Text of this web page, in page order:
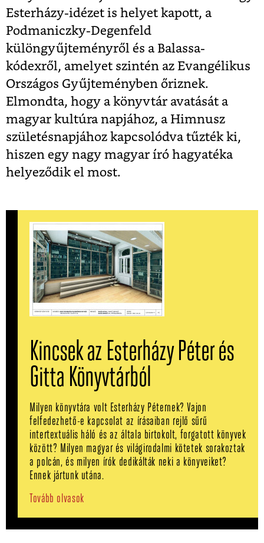
Esterházy-idézet is helyet kapott, a
Podmaniczky-Degenfeld
különgyűjteményről és a Balassa-
kódexről, amelyet szintén az Evangélikus
Országos Gyűjteményben őriznek.
Elmondta, hogy a könyvtár avatását a
magyar kultúra napjához, a Himnusz
születésnapjához kapcsolódva tűzték ki,
hiszen egy nagy magyar író hagyatéka
helyeződik el most.
Kincsek az Esterházy Péter és
Gitta Könyvtárból
Milyen könyvtára volt Esterházy Péternek? Vajon
felfedezhető-e kapcsolat az írásaiban rejlő sűrű
intertextuális háló és az általa birtokolt, forgatott könyvek
között? Milyen magyar és világirodalmi kötetek sorakoztak
a polcán, és milyen írók dedikálták neki a könyveiket?
Ennek jártunk utána.
Tovább olvasok